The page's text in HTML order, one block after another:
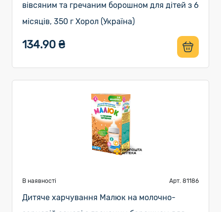
вівсяним та гречаним борошном для дітей з 6
місяців, 350 г Хорол (Україна)
134.90 ₴
В наявності Арт. 81186
Дитяче харчування Малюк на молочно-